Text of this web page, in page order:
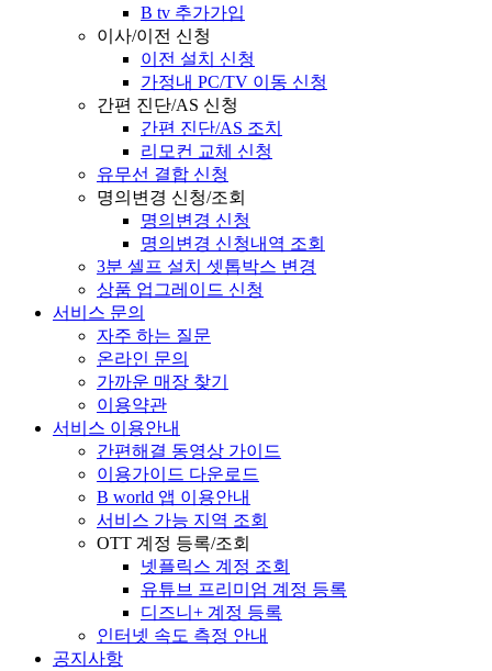
B tv 추가가입
이사/이전 신청
이전 설치 신청
가정내 PC/TV 이동 신청
간편 진단/AS 신청
간편 진단/AS 조치
리모컨 교체 신청
유무선 결합 신청
명의변경 신청/조회
명의변경 신청
명의변경 신청내역 조회
3분 셀프 설치 셋톱박스 변경
상품 업그레이드 신청
서비스 문의
자주 하는 질문
온라인 문의
가까운 매장 찾기
이용약관
서비스 이용안내
간편해결 동영상 가이드
이용가이드 다운로드
B world 앱 이용안내
서비스 가능 지역 조회
OTT 계정 등록/조회
넷플릭스 계정 조회
유튜브 프리미엄 계정 등록
디즈니+ 계정 등록
인터넷 속도 측정 안내
공지사항